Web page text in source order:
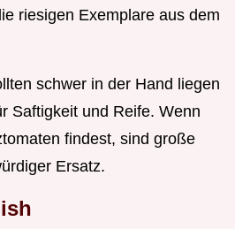
riesigen Exemplare aus dem
schwer in der Hand liegen
Saftigkeit und Reife. Wenn
findest, sind große
Ersatz.